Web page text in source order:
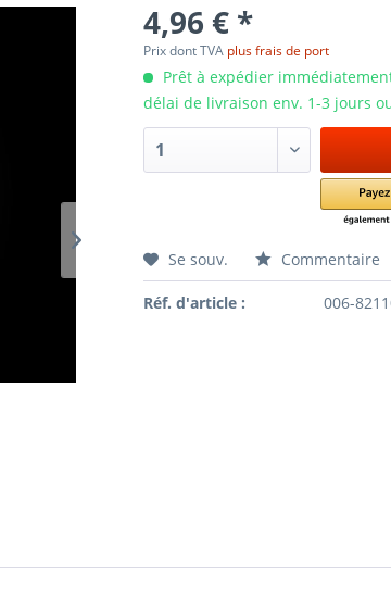
4,96 € *
Prix dont TVA plus frais de port
Prêt à expédier
délai de livraison env. 1-3 jours
Se souv. Commentaire
Réf. d'article : 006-